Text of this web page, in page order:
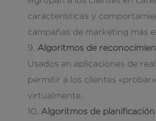
características y
campañas de marketing más
Algoritmos de
Usados en aplicaciones de
permitir a los clientes
virtualmente.
Algoritmos de